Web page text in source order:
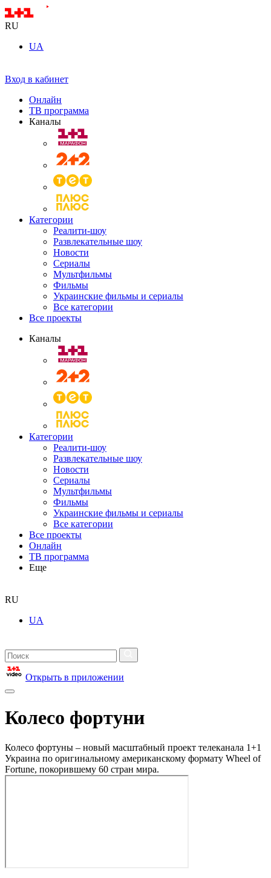
RU
UA
Вход в кабинет
Онлайн
ТВ программа
Каналы
Категории
Реалити-шоу
Развлекательные шоу
Новости
Сериалы
Мультфильмы
Фильмы
Украинские фильмы и сериалы
Все категории
Все проекты
Каналы
Категории
Реалити-шоу
Развлекательные шоу
Новости
Сериалы
Мультфильмы
Фильмы
Украинские фильмы и сериалы
Все категории
Все проекты
Онлайн
ТВ программа
Еще
RU
UA
Открыть в приложении
Колесо фортуни
Колесо фортуны – новый масштабный проект телеканала 1+1
Украина по оригинальному американскому формату Wheel of
Fortune, покорившему 60 стран мира.